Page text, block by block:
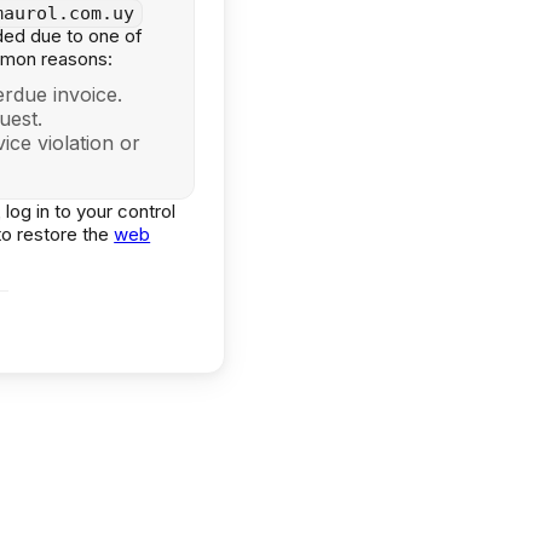
due to one of
reasons:
invoice.
violation or
in to your control
restore theweb